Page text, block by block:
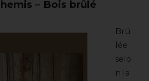
– Bois brûlé
Brû
lée
selo
n la